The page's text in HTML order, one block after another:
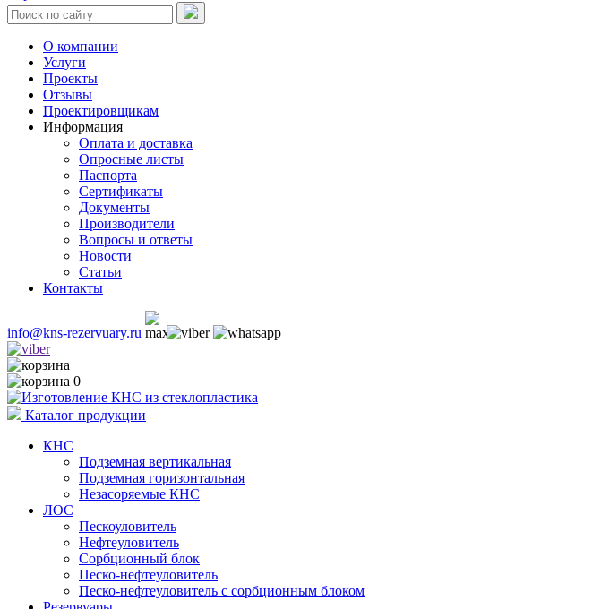
О компании
Услуги
Проекты
Отзывы
Проектировщикам
Информация
Оплата и доставка
Опросные листы
Паспорта
Сертификаты
Документы
Производители
Вопросы и ответы
Новости
Статьи
Контакты
info@kns-rezervuary.ru
0
Каталог продукции
КНС
Подземная вертикальная
Подземная горизонтальная
Незасоряемые КНС
ЛОС
Пескоуловитель
Нефтеуловитель
Сорбционный блок
Песко-нефтеуловитель
Песко-нефтеуловитель с сорбционным блоком